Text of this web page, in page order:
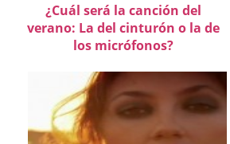
¿Cuál será la canción del
verano: La del cinturón o la de
los micrófonos?